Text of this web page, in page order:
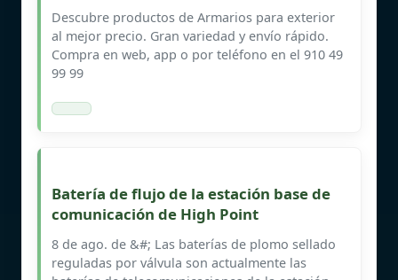
Descubre productos de Armarios para exterior
al mejor precio. Gran variedad y envío rápido.
Compra en web, app o por teléfono en el 910 49
99 99
Batería de flujo de la estación base de
comunicación de High Point
8 de ago. de &#; Las baterías de plomo sellado
reguladas por válvula son actualmente las